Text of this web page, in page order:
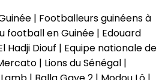
| Footballeurs guinéens à
football en Guinée | Edouard
Hadji Diouf | Equipe nationale de
| Lions du Sénégal |